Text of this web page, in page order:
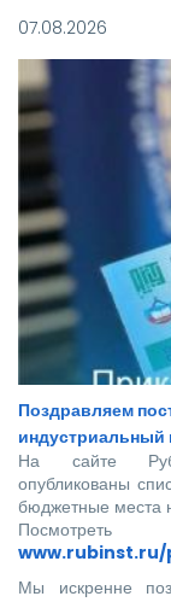
07.08.2026
Поздравляем
индустриальный
На сайте
опубликованы
бюджетные места
Мы искренне